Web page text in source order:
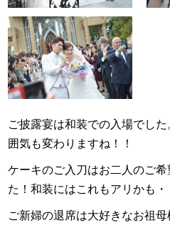
ご披露宴は和装での入場でし
囲気も変わりますね！！
ケーキのご入刀はお二人のご
た！和装にはこれもアリかも・
ご新婦の退席は大好きなお祖